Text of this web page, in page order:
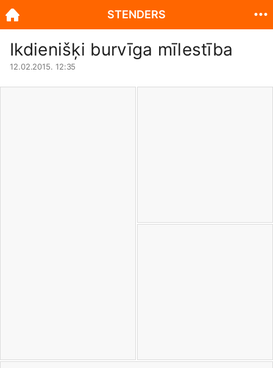
Ikdienišķi burvīga mīlestība
12.02.2015. 12:35
STENDERS